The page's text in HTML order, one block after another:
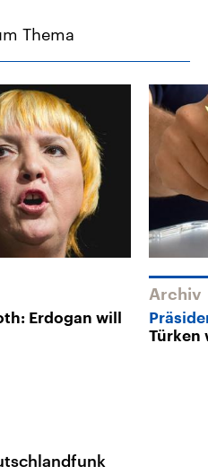
Thema
Erdogan will
Archiv
Türken